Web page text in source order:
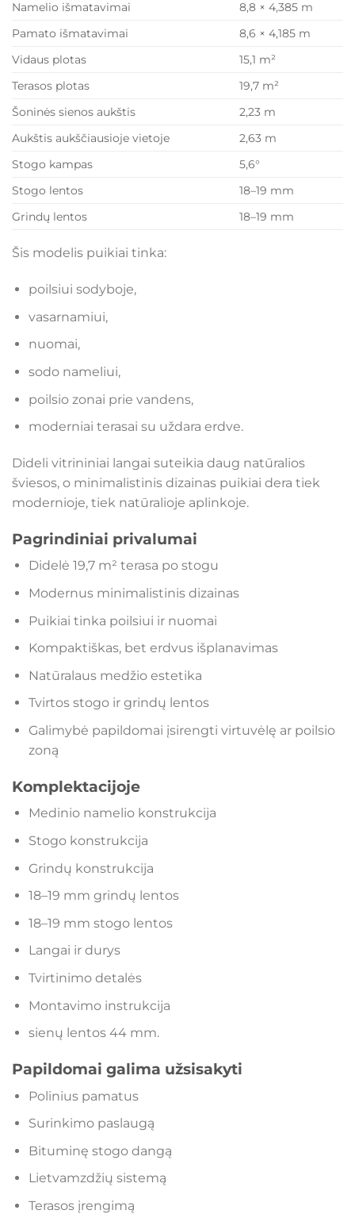
Namelio išmatavimai
8,8 × 4,385 m
Pamato išmatavimai
8,6 × 4,185 m
Vidaus plotas
15,1 m²
Terasos plotas
19,7 m²
Šoninės sienos aukštis
2,23 m
Aukštis aukščiausioje vietoje
2,63 m
Stogo kampas
5,6°
Stogo lentos
18–19 mm
Grindų lentos
18–19 mm
Šis modelis puikiai tinka:
poilsiui sodyboje,
vasarnamiui,
nuomai,
sodo nameliui,
poilsio zonai prie vandens,
moderniai terasai su uždara erdve.
Dideli vitrininiai langai suteikia daug natūralios
šviesos, o minimalistinis dizainas puikiai dera tiek
modernioje, tiek natūralioje aplinkoje.
Pagrindiniai privalumai
Didelė 19,7 m² terasa po stogu
Modernus minimalistinis dizainas
Puikiai tinka poilsiui ir nuomai
Kompaktiškas, bet erdvus išplanavimas
Natūralaus medžio estetika
Tvirtos stogo ir grindų lentos
Galimybė papildomai įsirengti virtuvėlę ar poilsio
zoną
Komplektacijoje
Medinio namelio konstrukcija
Stogo konstrukcija
Grindų konstrukcija
18–19 mm grindų lentos
18–19 mm stogo lentos
Langai ir durys
Tvirtinimo detalės
Montavimo instrukcija
sienų lentos 44 mm.
Papildomai galima užsisakyti
Polinius pamatus
Surinkimo paslaugą
Bituminę stogo dangą
Lietvamzdžių sistemą
Terasos įrengimą